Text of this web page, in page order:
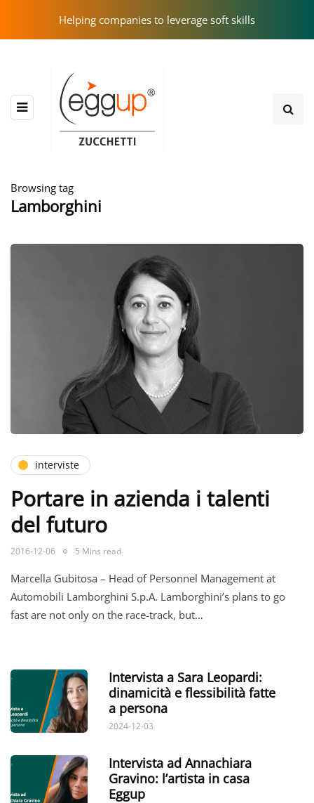
Helping companies to leverage soft skills
Browsing tag
Lamborghini
interviste
Portare in azienda i talenti
del futuro
2016-12-06 5 Mins read
Marcella Gubitosa – Head of Personnel Management at
Automobili Lamborghini S.p.A. Lamborghini’s plans to go
fast are not only on the race-track, but…
Intervista a Sara Leopardi:
dinamicità e flessibilità fatte
a persona
2024-12-03
Intervista ad Annachiara
Gravino: l’artista in casa
Eggup